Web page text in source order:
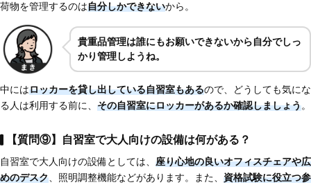
荷物を管理するのは自分しかできないから。
貴重品管理は誰にもお願いできないから自分でしっ
かり管理しようね。
中にはロッカーを貸し出している自習室もあるので、どうしても気にな
る人は利用する前に、 その自習室にロッカーがあるか確認しましょう。
【質問⑨】自習室で大人向けの設備は何がある？
自習室で大人向けの設備としては、 座り心地の良いオフィスチェアや広
めのデスク 、照明調整機能などがあります。また、 資格試験に役立つ参